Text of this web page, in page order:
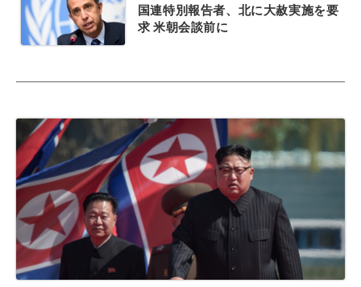
国連特別報告者、北に大赦実施を要
求 米朝会談前に